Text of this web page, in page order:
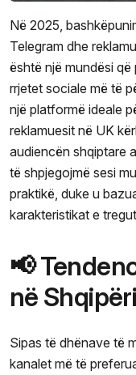
Në 2025,
Telegram dhe
është një mundësi
rrjetet sociale më të
një platformë ideale
reklamuesit në UK
audiencën shqiptare
të shpjegojmë sesi
praktikë, duke u
karakteristikat e
📢
në
Sipas të dhënave të
kanalet më të